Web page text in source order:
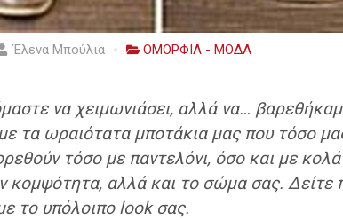
Έλενα Μπούλια ΟΜΟΡΦΙΑ - ΜΟΔΑ
να χειμωνιάσει, αλλά να…
τα ωραιότατα μποτάκια μας που τόσο
τόσο με παντελόνι, όσο και με
κομψότητα, αλλά και το σώμα σας.
το υπόλοιπο look σας.